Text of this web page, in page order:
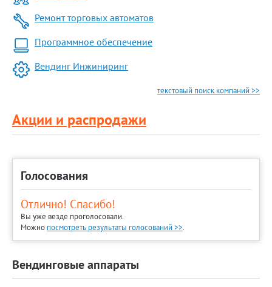
Ремонт торговых автоматов
Программное обеспечение
Вендинг Инжиниринг
текстовый поиск компаний >>
Акции и распродажи
Голосования
Отлично! Спасибо!
Вы уже везде проголосовали.
Можно посмотреть результаты голосований >>
Вендинговые аппараты